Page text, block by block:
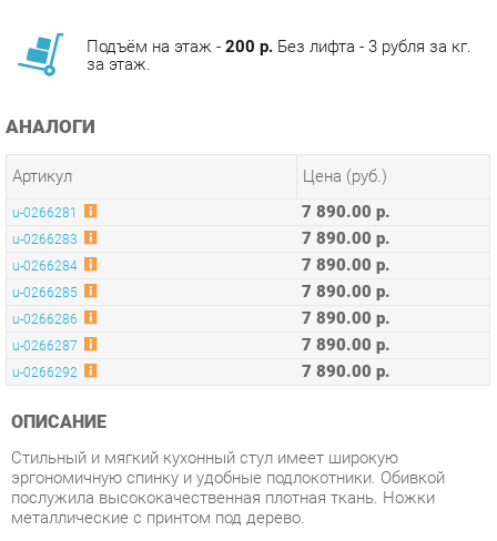
АНАЛОГИ
u-0266283 7 890.00 р.
7 890.00 р.
u-0266286 7 890.00 р.
u-0266287 7 890.00 р.
u-0266292 7 890.00 р.
ОПИСАНИЕ
Стильный и мягкий кухонный стул имеет широкую
послужила высококачественная плотная ткань. Ножки
Условия покупки
Благодаря качественным фото, исчерпывающей информации
о характеристиках и параметрах, а также отзывам